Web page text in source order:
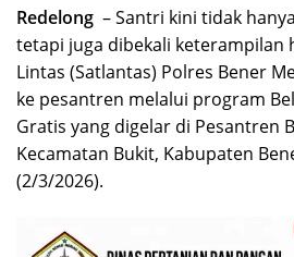
Redelong – Santri kini tidak
tetapi juga dibekali keterampilan
Lintas (Satlantas) Polres Bener
ke pesantren melalui program
Gratis yang digelar di Pesantren
Kecamatan Bukit, Kabupaten
(2/3/2026).